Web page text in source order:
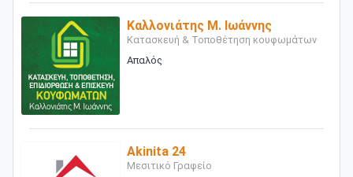
Καλλονιάτης Μ. Ιωάννης
Κατασκευή & Τοποθέτηση κουφωμάτων
Απαλός
Akinita 24
Μεσιτικό Γραφείο